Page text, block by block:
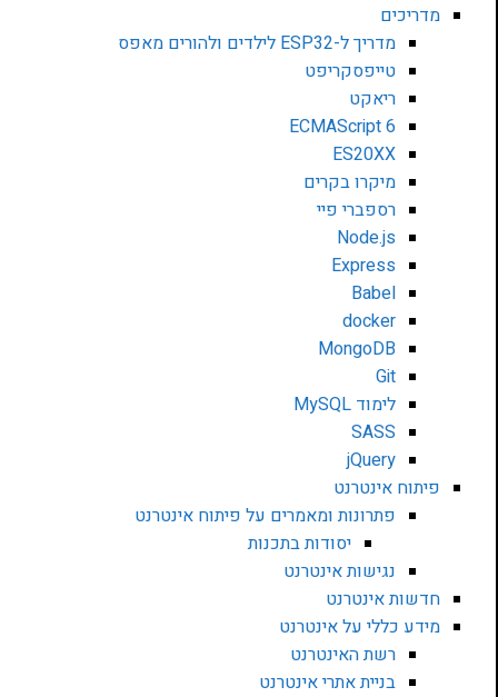
מדריכים
מדריך ל-ESP32 לילדים ולהורים מאפס
טייפסקריפט
ריאקט
ECMAScript 6
ES20XX
מיקרו בקרים
רספברי פיי
Node.js
Express
Babel
docker
MongoDB
Git
לימוד MySQL
SASS
jQuery
פיתוח אינטרנט
פתרונות ומאמרים על פיתוח אינטרנט
יסודות בתכנות
נגישות אינטרנט
חדשות אינטרנט
מידע כללי על אינטרנט
רשת האינטרנט
בניית אתרי אינטרנט